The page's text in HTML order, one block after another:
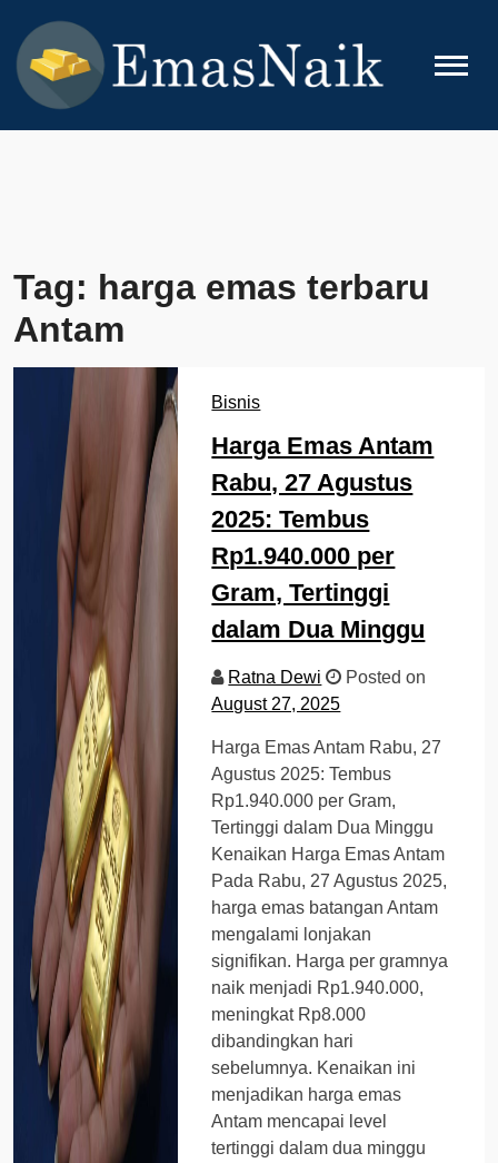
content
EMASNAIK
Topik Seputar Emas
Tag: harga emas terbaru
Antam
Bisnis
Harga Emas Antam
Rabu, 27 Agustus
2025: Tembus
Rp1.940.000 per
Gram, Tertinggi
dalam Dua Minggu
Ratna Dewi
Posted on
August 27, 2025
Harga Emas Antam Rabu, 27
Agustus 2025: Tembus
Rp1.940.000 per Gram,
Tertinggi dalam Dua Minggu
Kenaikan Harga Emas Antam
Pada Rabu, 27 Agustus 2025,
harga emas batangan Antam
mengalami lonjakan
signifikan. Harga per gramnya
naik menjadi Rp1.940.000,
meningkat Rp8.000
dibandingkan hari
sebelumnya. Kenaikan ini
menjadikan harga emas
Antam mencapai level
tertinggi dalam dua minggu